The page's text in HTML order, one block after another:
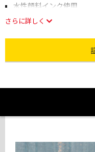
水性顔料インク使用
さらに詳しく